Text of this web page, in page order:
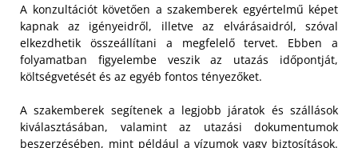
A konzultációt követően a szakemberek egyértelmű képet
kapnak az igényeidről, illetve az elvárásaidról, szóval
elkezdhetik összeállítani a megfelelő tervet. Ebben a
folyamatban figyelembe veszik az utazás időpontját,
költségvetését és az egyéb fontos tényezőket.
A szakemberek segítenek a legjobb járatok és szállások
kiválasztásában, valamint az utazási dokumentumok
beszerzésében, mint például a vízumok vagy biztosítások.